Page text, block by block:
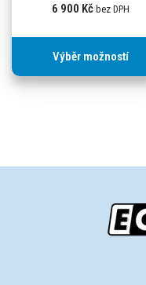
6 900 Kč bez DPH
Výběr možností